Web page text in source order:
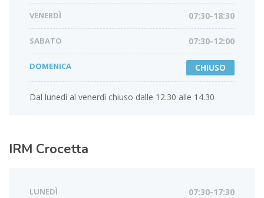
VENERDÌ 07:30-18:30
SABATO 07:30-12:00
DOMENICA CHIUSO
Dal lunedì al venerdì chiuso dalle 12.30 alle 14.30
IRM Crocetta
LUNEDÌ 07:30-17:30